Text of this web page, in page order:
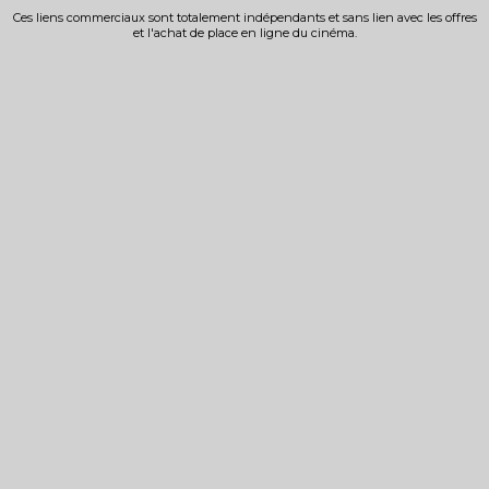
Ces liens commerciaux sont totalement indépendants et sans lien avec les offres
et l'achat de place en ligne du cinéma.